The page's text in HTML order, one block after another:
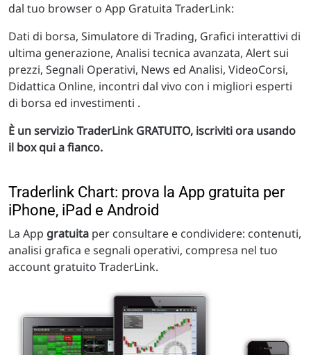
dal tuo browser o App Gratuita TraderLink:
Dati di borsa, Simulatore di Trading, Grafici interattivi di
ultima generazione, Analisi tecnica avanzata, Alert sui
prezzi, Segnali Operativi, News ed Analisi, VideoCorsi,
Didattica Online, incontri dal vivo con i migliori esperti
di borsa ed investimenti .
È un servizio TraderLink GRATUITO, iscriviti ora usando
il box qui a fianco.
Traderlink Chart: prova la App gratuita per
iPhone, iPad e Android
La App gratuita per consultare e condividere: contenuti,
analisi grafica e segnali operativi, compresa nel tuo
account gratuito TraderLink.